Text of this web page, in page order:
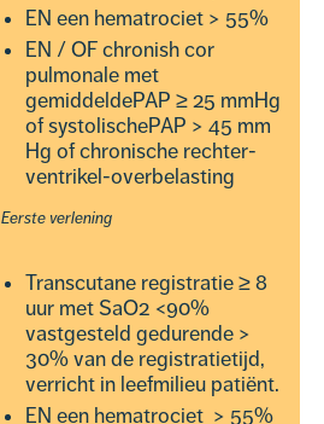
EN een hematrociet > 55%
EN / OF chronish cor
pulmonale met
gemiddeldePAP ≥ 25 mmHg
of systolischePAP > 45 mm
Hg of chronische rechter-
ventrikel-overbelasting
Eerste verlening
Transcutane registratie ≥ 8
uur met SaO2 <90%
vastgesteld gedurende >
30% van de registratietijd,
verricht in leefmilieu patiënt.
EN een hematrociet > 55%